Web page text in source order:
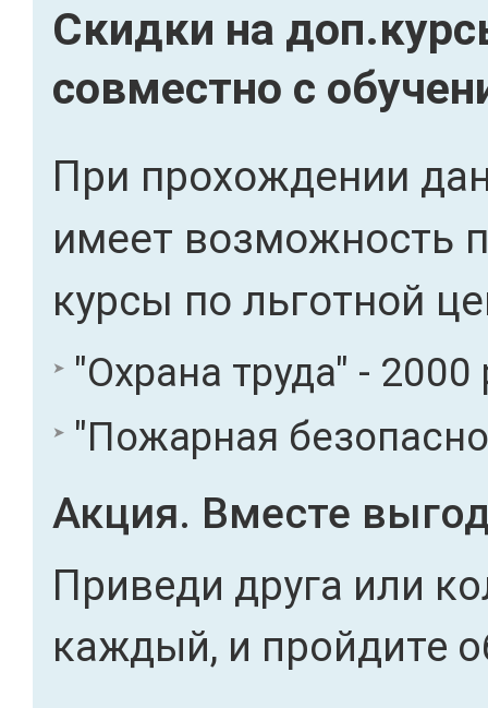
Скидки на
совместно с
При прохождении
имеет возможность
курсы по льготной
"Охрана труда" - 2000
"Пожарная
Акция. Вместе
Приведи друга или
каждый, и пройдите